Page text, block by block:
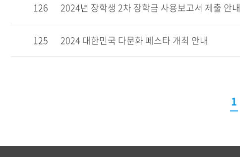
126 2024년 장학생 2차 장학금 사용보고서 제출 안내
125 2024 대한민국 다문화 페스타 개최 안내
1